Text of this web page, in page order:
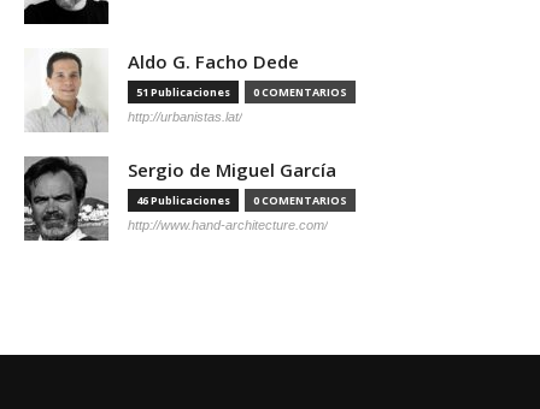
Aldo G. Facho Dede
51 Publicaciones 0 COMENTARIOS
http://urbanistas.lat/
Sergio de Miguel García
46 Publicaciones 0 COMENTARIOS
http://www.hand-architecture.com/